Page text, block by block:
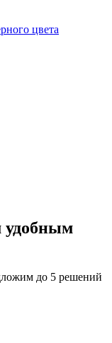
цвета
удобным
до 5 решений